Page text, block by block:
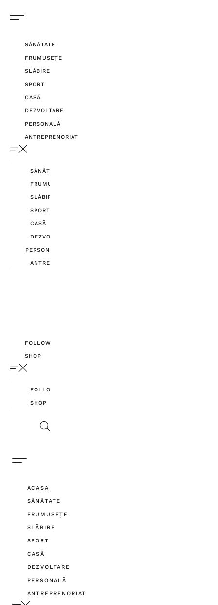
SĂNĂTATE
FRUMUSEȚE
SLĂBIRE
SPORT
CASĂ
DEZVOLTARE
PERSONALĂ
ANTREPRENORIAT
SĂNĂTATE
FRUMUSEȚE
SLĂBIRE
SPORT
CASĂ
DEZVOLTARE
PERSONALĂ
ANTREPRENORIAT
FOLLOW
SHOP
FOLLOW
SHOP
ACASA
SĂNĂTATE
FRUMUSEȚE
SLĂBIRE
SPORT
CASĂ
DEZVOLTARE
PERSONALĂ
ANTREPRENORIAT